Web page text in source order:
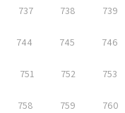
737 738 739
744 745 746
751 752 753
758 759 760